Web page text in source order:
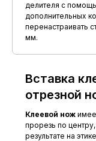
делителя с
дополнительных
перенастраивать
мм.
Вставка
отрезной
Клеевой нож
прорезь по
результате на